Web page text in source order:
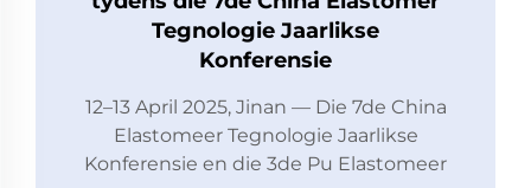
Tegnologie Jaarlikse
Konferensie
12–13 April 2025, Jinan — Die 7de China
Elastomeer Tegnologie Jaarlikse
Konferensie en die 3de Pu Elastomeer